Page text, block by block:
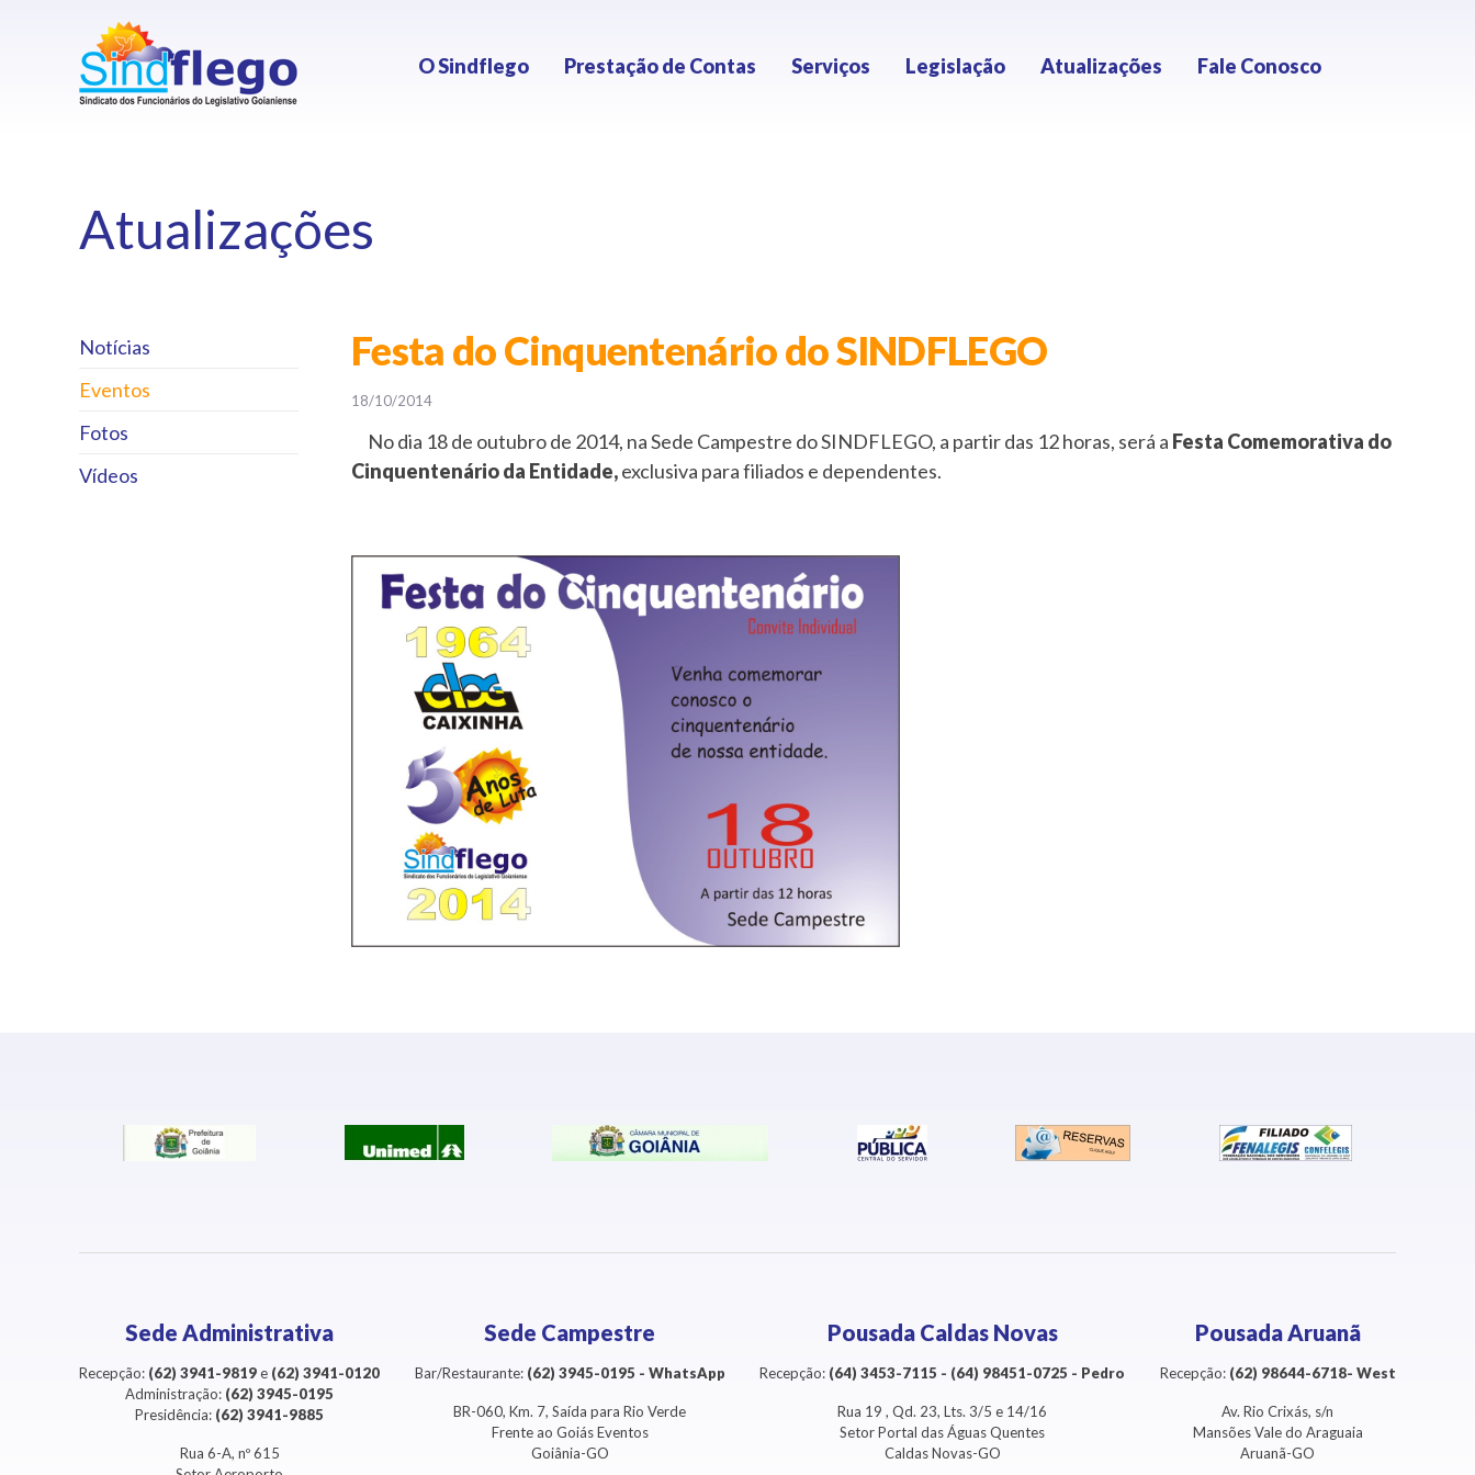
O Sindflego Prestação de Contas Serviços Legislação Atualizações Fale Conosco
Atualizações
Notícias
Eventos
Fotos
Vídeos
Festa do Cinquentenário do SINDFLEGO
18/10/2014
No dia 18 de outubro de 2014, na Sede Campestre do SINDFLEGO, a partir das 12 horas, será a Festa Comemorativa do
Cinquentenário da Entidade,exclusiva para filiados e dependentes.
Sede Administrativa
Recepção: (62) 3941-9819e (62) 3941-0120
Administração: (62) 3945-0195
Presidência: (62) 3941-9885
Rua 6-A, nº 615
Sede Campestre
Bar/Restaurante: (62) 3945-0195 - WhatsApp
BR-060, Km. 7, Saída para Rio Verde
Frente ao Goiás Eventos
Goiânia-GO
Pousada Caldas Novas
Recepção: (64) 3453-7115 - (64) 98451-0725 - Pedro
Rua 19 , Qd. 23, Lts. 3/5 e 14/16
Setor Portal das Águas Quentes
Caldas Novas-GO
Pousada Aruanã
Recepção: (62) 98644-6718- West
Av. Rio Crixás, s/n
Mansões Vale do Araguaia
Aruanã-GO